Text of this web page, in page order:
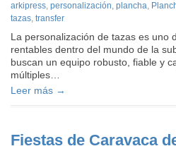
arkipress, personalización, plancha,
tazas, transfer
La personalización de tazas es uno
rentables dentro del mundo de la
buscan un equipo robusto, fiable y
múltiples…
Leer más →
Fiestas de Caravaca